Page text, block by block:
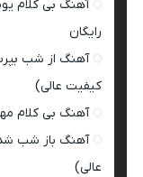
آهنگ بی کلام
رایگان
آهنگ از شب
کیفیت عالی)
آهنگ بی کلام
آهنگ باز شب
عالی)